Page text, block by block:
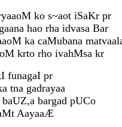
ko s~aot iSaKr pr
hao rha idvasa Bar
ka caMubana
krto rho ivahMsa kr
funagaI pr
tna gadrayaa
bargad pUCo
AayaaÆ